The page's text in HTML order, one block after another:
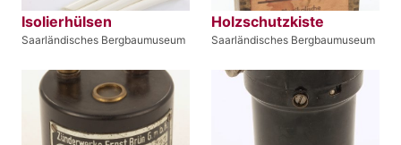
Isolierhülsen
Saarländisches Bergbaumuseum
Holzschutzkiste
Saarländisches Bergbaumuseum